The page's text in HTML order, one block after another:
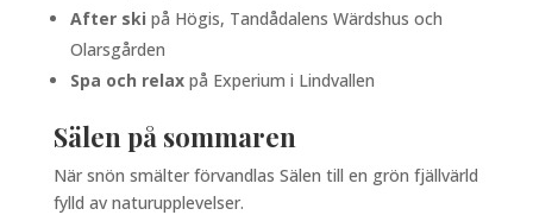
After ski på Högis, Tandådalens Wärdshus och
Olarsgården
Spa och relaxpå Experium i Lindvallen
Sälen på sommaren
När snön smälter förvandlas Sälen till en grön fjällvärld
fylld av naturupplevelser.